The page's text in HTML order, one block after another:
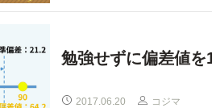
勉強せずに偏差値
2017.06.20 コジマ